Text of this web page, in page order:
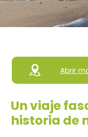
Abrir
Un viaje
historia de